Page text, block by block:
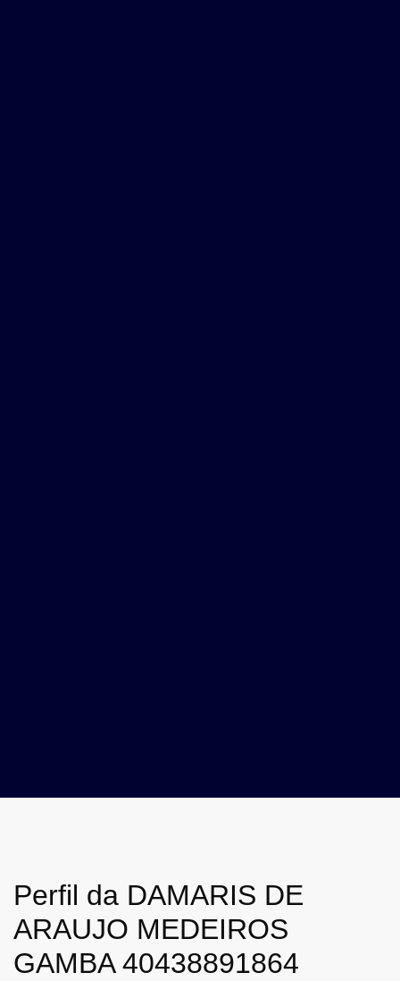
Perfil da DAMARIS DE
ARAUJO MEDEIROS
GAMBA 40438891864